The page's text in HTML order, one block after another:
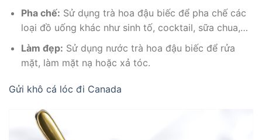
Pha chế: Sử dụng trà hoa đậu biếc để pha chế các
loại đồ uống khác như sinh tố, cocktail, sữa chua,…
Làm đẹp: Sử dụng nước trà hoa đậu biếc để rửa
mặt, làm mặt nạ hoặc xả tóc.
Gửi khô cá lóc đi Canada